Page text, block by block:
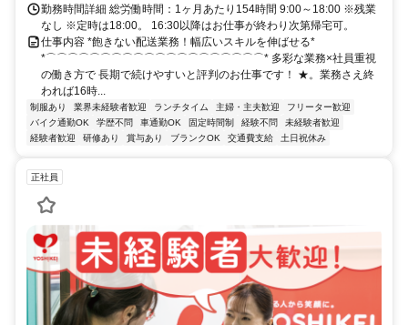
勤務時間詳細 総労働時間：1ヶ月あたり154時間 9:00～18:00 ※残業
なし ※定時は18:00。 16:30以降はお仕事が終わり次第帰宅可。
仕事内容 *飽きない配送業務！幅広いスキルを伸ばせる*
*⌒⌒⌒⌒⌒⌒⌒⌒⌒⌒⌒⌒⌒⌒⌒⌒⌒⌒⌒⌒* 多彩な業務×社員重視
の働き方で 長期で続けやすいと評判のお仕事です！ ★。業務さえ終
われば16時...
制服あり 業界未経験者歓迎 ランチタイム 主婦・主夫歓迎
フリーター歓迎
バイク通勤OK
学歴不問 車通勤OK 固定時間制 経験不問
未経験者歓迎
経験者歓迎
研修あり 賞与あり ブランクOK 交通費支給 土日祝休み
正社員